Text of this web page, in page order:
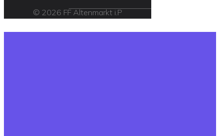
© 2026 FF Altenmarkt i.P